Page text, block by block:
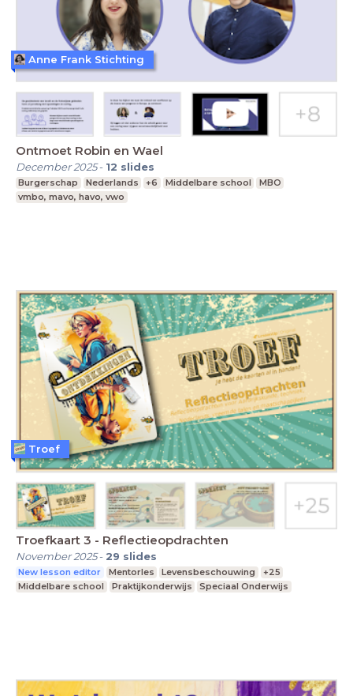
Ontmoet Robin en Wael
December 2025- 12 slides
Burgerschap Nederlands +6 Middelbare school
MBO
vmbo, mavo, havo, vwo
Anne Frank Stichting
Troefkaart 3 - Reflectieopdrachten
November 2025- 29 slides
New lesson editor Mentorles Levensbeschouwing
+25
Middelbare school
Praktijkonderwijs Speciaal Onderwijs
Troef